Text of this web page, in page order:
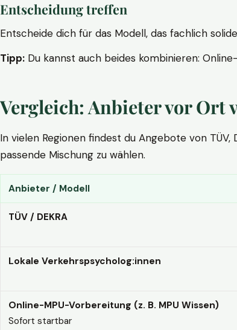
Entscheidung treffen
Entscheide dich für das Modell, das fachlich
Tipp: Du kannst auch beides kombinieren:
Vergleich: Anbieter vor Ort
In vielen Regionen findest du Angebote von
passende Mischung zu wählen.
Anbieter / Modell
TÜV / DEKRA
Lokale Verkehrspsycholog:innen
Online-MPU-Vorbereitung (z. B. MPU Wissen)
Sofort startbar